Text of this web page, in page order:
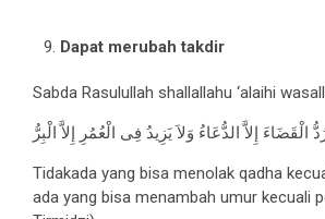
Dapat merubah takdir
Sabda Rasulullah shallallahu ‘alaihi
الْقَضَاءَ إِلاَّ الدُّعَاءُ وَلاَ يَزِيدُ فِى الْعُمُرِ إِلاَّ الْبِرُّ
Tidakada yang bisa menolak qadha
ada yang bisa menambah umur kecuali